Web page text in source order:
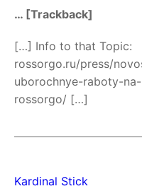
… [Trackback]
[…] Info to that Topic:
rossorgo.ru/press/
uborochnye-raboty-
rossorgo/ […]
Kardinal Stick